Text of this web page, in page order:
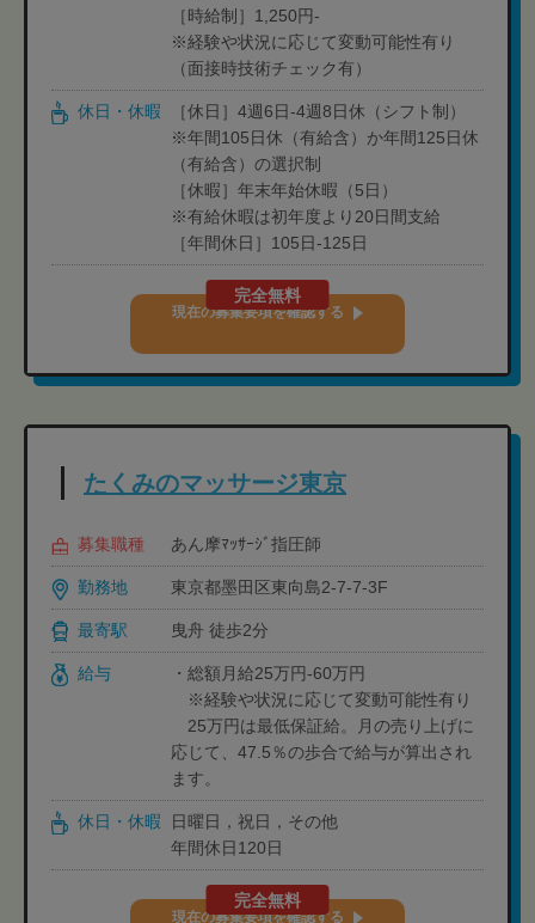
［時給制］1,250円-
※経験や状況に応じて変動可能性有り
（面接時技術チェック有）
休日・休暇
［休日］4週6日-4週8日休（シフト制）
※年間105日休（有給含）か年間125日休
（有給含）の選択制
［休暇］年末年始休暇（5日）
※有給休暇は初年度より20日間支給
［年間休日］105日-125日
完全無料
現在の募集要項を確認する
たくみのマッサージ東京
募集職種 あん摩ﾏｯｻｰｼﾞ指圧師
勤務地 東京都墨田区東向島2-7-7-3F
最寄駅 曳舟 徒歩2分
給与
・総額月給25万円-60万円
※経験や状況に応じて変動可能性有り
25万円は最低保証給。月の売り上げに
応じて、47.5％の歩合で給与が算出され
ます。
休日・休暇
日曜日，祝日，その他
年間休日120日
完全無料
現在の募集要項を確認する